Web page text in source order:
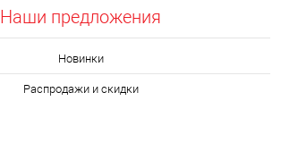
Наши предложения
Новинки
Распродажи и скидки